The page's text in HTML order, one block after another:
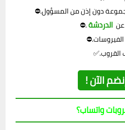
دون إذن من المسؤول.⛔
الدردشة.⛔
الآن !
واتساب؟